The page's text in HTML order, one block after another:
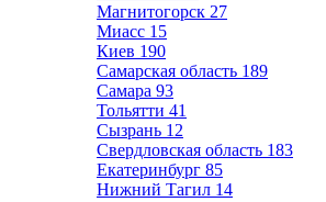
Магнитогорск 27
Миасс 15
Киев 190
Самарская область 189
Самара 93
Тольятти 41
Сызрань 12
Свердловская область 183
Екатеринбург 85
Нижний Тагил 14